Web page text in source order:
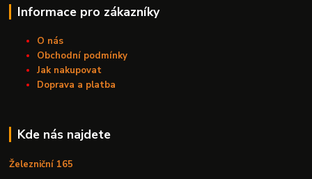
Informace pro zákazníky
O nás
Obchodní podmínky
Jak nakupovat
Doprava a platba
Kde nás najdete
Železniční 165